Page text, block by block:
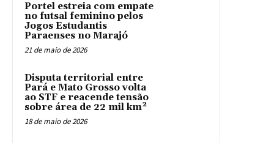
Portel estreia com empate
no futsal feminino pelos
Jogos Estudantis
Paraenses no Marajó
21 de maio de 2026
Disputa territorial entre
Pará e Mato Grosso volta
ao STF e reacende tensão
sobre área de 22 mil km²
18 de maio de 2026